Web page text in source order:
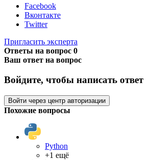
Facebook
Вконтакте
Twitter
Пригласить эксперта
Ответы на вопрос 0
Ваш ответ на вопрос
Войдите, чтобы написать ответ
Войти через центр авторизации
Похожие вопросы
Python
+1 ещё